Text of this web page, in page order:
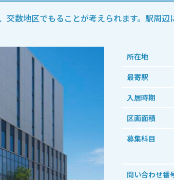
交数地区でもることが考えられます。駅周
所在地
最寄駅
入居時期
区画面積
募集科目
問い合わせ番